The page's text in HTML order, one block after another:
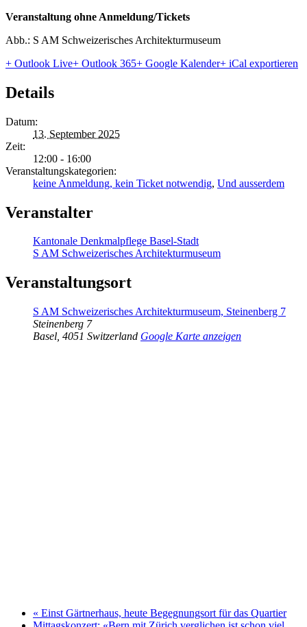
Veranstaltung ohne Anmeldung/Tickets
Abb.: S AM Schweizerisches Architekturmuseum
+ Outlook Live+ Outlook 365+ Google Kalender+ iCal exportieren
Details
Datum:
13. September 2025
Zeit:
12:00 - 16:00
Veranstaltungskategorien:
keine Anmeldung, kein Ticket notwendig, Und ausserdem
Veranstalter
Kantonale Denkmalpflege Basel-Stadt
S AM Schweizerisches Architekturmuseum
Veranstaltungsort
S AM Schweizerisches Architekturmuseum, Steinenberg 7
Steinenberg 7
Basel 4051 Switzerland Google Karte anzeigen
« Einst Gärtnerhaus, heute Begegnungsort für das Quartier